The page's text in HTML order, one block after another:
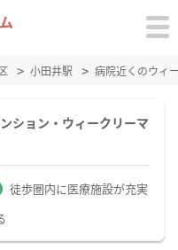
小田井駅 病院近くのウィ
ション・ウィークリーマ
徒歩圏内に医療施設が充実